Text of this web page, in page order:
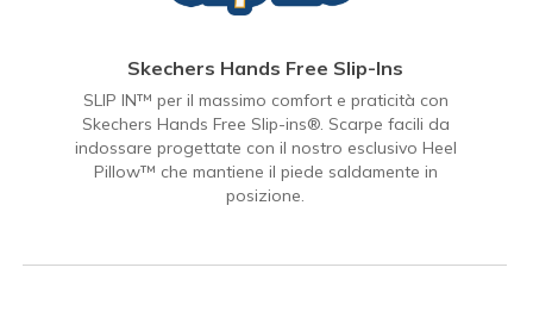
Skechers Hands Free Slip-Ins
SLIP IN™ per il massimo comfort e praticità con
Skechers Hands Free Slip-ins®. Scarpe facili da
indossare progettate con il nostro esclusivo Heel
Pillow™ che mantiene il piede saldamente in
posizione.